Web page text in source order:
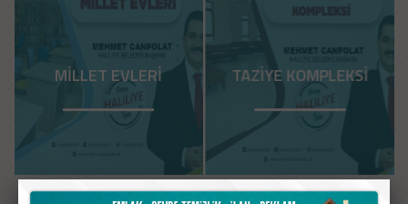
TAZİYE KOMPLEKSİ HAL-MES OFİSİ